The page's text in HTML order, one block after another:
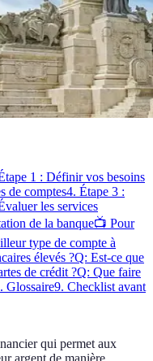
1 : Définir vos besoins
de comptes4. Étape 3 :
les services
de la banque📺 Pour
type de compte à
élevés ?Q: Est-ce que
de crédit ?Q: Que faire
Glossaire9. Checklist avant
qui permet aux